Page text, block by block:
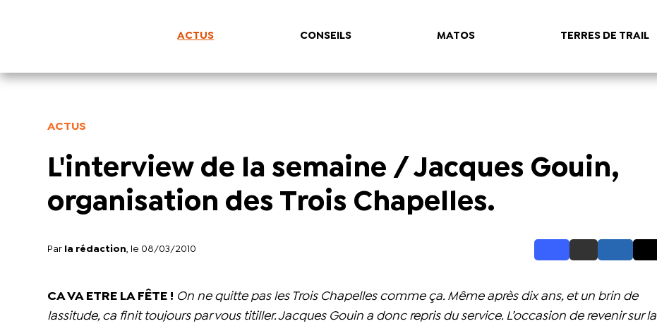
ACTUS CONSEILS MATOS TERRES DE TRAIL
ACTUS
L'interview de la semaine / Jacques Gouin,
organisation des Trois Chapelles.
Par la rédaction , le 08/03/2010
CA VA ETRE LA FÊTE ! On ne quitte pas les Trois Chapelles comme ça. Même après dix ans, et un brin de
lassitude, ca finit toujours par vous titiller. Jacques Gouin a donc repris du service. L’occasion de revenir sur la